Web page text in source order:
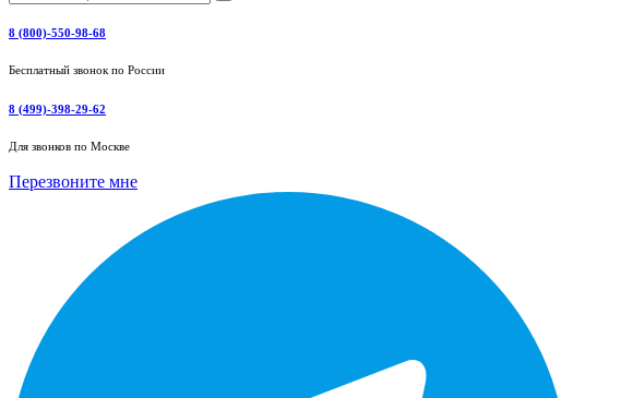
8 (800)-550-98-68
Бесплатный звонок по России
8 (499)-398-29-62
Для звонков по Москве
Перезвоните мне